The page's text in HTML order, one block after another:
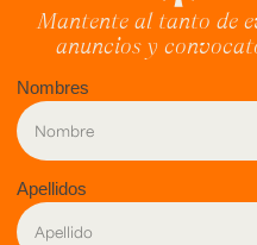
Alejandra Isabella Londoño
2026 con Destierra, una
memoria y territorio.
evento